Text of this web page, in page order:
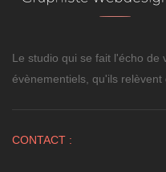
Le studio qui se fait l'écho de
évènementiels, qu'ils
CONTACT :